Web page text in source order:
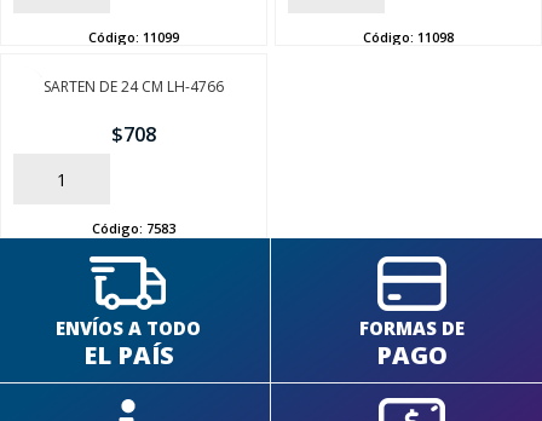
Código: 11099 Código: 11098
SARTEN DE 24 CM LH-4766
$708
AÑADIR
Código: 7583
ENVÍOS A TODO
EL PAÍS
FORMAS DE
PAGO
SEGUÍ COMPRANDO